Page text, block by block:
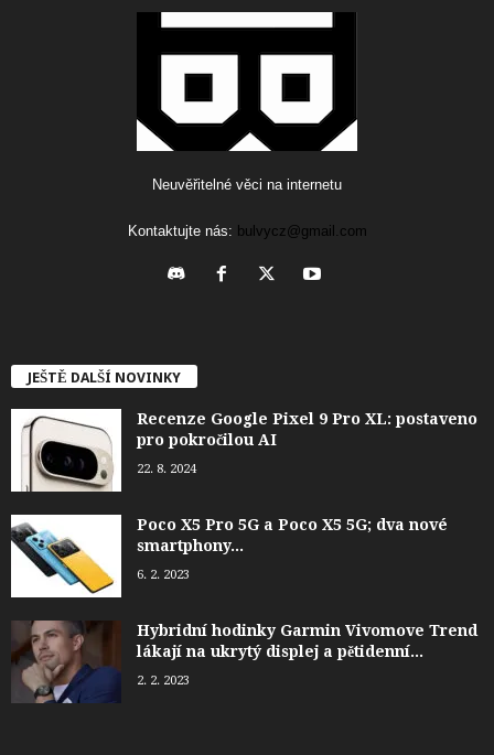
Neuvěřitelné věci na internetu
Kontaktujte nás: bulvycz@gmail.com
JEŠTĚ DALŠÍ NOVINKY
Recenze Google Pixel 9 Pro XL: postaveno
pro pokročilou AI
22. 8. 2024
Poco X5 Pro 5G a Poco X5 5G; dva nové
smartphony...
6. 2. 2023
Hybridní hodinky Garmin Vivomove Trend
lákají na ukrytý displej a pětidenní...
2. 2. 2023